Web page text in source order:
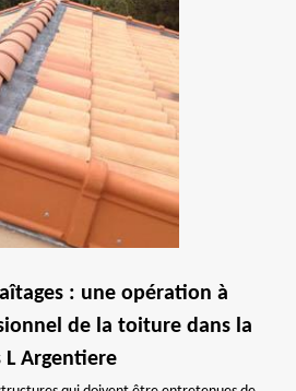
: une opération à
de la toiture dans la
L Argentiere